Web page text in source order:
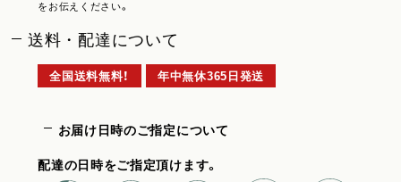
をお伝えください。
送料・配達について
全国送料無料！ 年中無休365日発送
お届け日時のご指定について
配達の日時をご指定頂けます。